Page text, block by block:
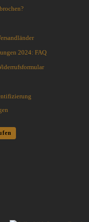
2024: FAQ